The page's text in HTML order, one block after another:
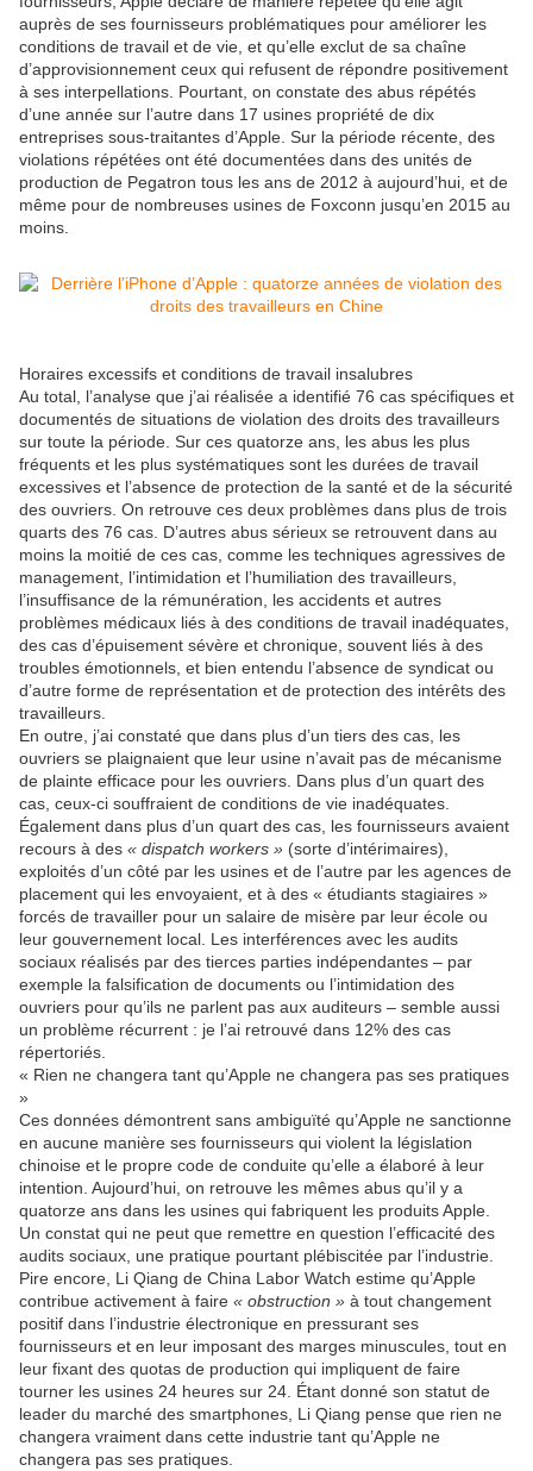
auprès de ses fournisseurs problématiques pour améliorer les
conditions de travail et de vie, et qu’elle exclut de sa chaîne
d’approvisionnement ceux qui refusent de répondre positivement
à ses interpellations. Pourtant, on constate des abus répétés
d’une année sur l’autre dans 17 usines propriété de dix
entreprises sous-traitantes d’Apple. Sur la période récente, des
violations répétées ont été documentées dans des unités de
production de Pegatron tous les ans de 2012 à aujourd’hui, et de
même pour de nombreuses usines de Foxconn jusqu’en 2015 au
moins.
Horaires excessifs et conditions de travail insalubres
Au total, l’analyse que j’ai réalisée a identifié 76 cas spécifiques et
documentés de situations de violation des droits des travailleurs
sur toute la période. Sur ces quatorze ans, les abus les plus
fréquents et les plus systématiques sont les durées de travail
excessives et l’absence de protection de la santé et de la sécurité
des ouvriers. On retrouve ces deux problèmes dans plus de trois
quarts des 76 cas. D’autres abus sérieux se retrouvent dans au
moins la moitié de ces cas, comme les techniques agressives de
management, l’intimidation et l’humiliation des travailleurs,
l’insuffisance de la rémunération, les accidents et autres
problèmes médicaux liés à des conditions de travail inadéquates,
des cas d’épuisement sévère et chronique, souvent liés à des
troubles émotionnels, et bien entendu l’absence de syndicat ou
d’autre forme de représentation et de protection des intérêts des
travailleurs.
En outre, j’ai constaté que dans plus d’un tiers des cas, les
ouvriers se plaignaient que leur usine n’avait pas de mécanisme
de plainte efficace pour les ouvriers. Dans plus d’un quart des
cas, ceux-ci souffraient de conditions de vie inadéquates.
Également dans plus d’un quart des cas, les fournisseurs avaient
recours à des « dispatch workers » (sorte d’intérimaires),
exploités d’un côté par les usines et de l’autre par les agences de
placement qui les envoyaient, et à des « étudiants stagiaires »
forcés de travailler pour un salaire de misère par leur école ou
leur gouvernement local. Les interférences avec les audits
sociaux réalisés par des tierces parties indépendantes – par
exemple la falsification de documents ou l’intimidation des
ouvriers pour qu’ils ne parlent pas aux auditeurs – semble aussi
un problème récurrent : je l’ai retrouvé dans 12% des cas
répertoriés.
« Rien ne changera tant qu’Apple ne changera pas ses pratiques
»
Ces données démontrent sans ambiguïté qu’Apple ne sanctionne
en aucune manière ses fournisseurs qui violent la législation
chinoise et le propre code de conduite qu’elle a élaboré à leur
intention. Aujourd’hui, on retrouve les mêmes abus qu’il y a
quatorze ans dans les usines qui fabriquent les produits Apple.
Un constat qui ne peut que remettre en question l’efficacité des
audits sociaux, une pratique pourtant plébiscitée par l’industrie.
Pire encore, Li Qiang de China Labor Watch estime qu’Apple
contribue activement à faire « obstruction » à tout changement
positif dans l’industrie électronique en pressurant ses
fournisseurs et en leur imposant des marges minuscules, tout en
leur fixant des quotas de production qui impliquent de faire
tourner les usines 24 heures sur 24. Étant donné son statut de
leader du marché des smartphones, Li Qiang pense que rien ne
changera vraiment dans cette industrie tant qu’Apple ne
changera pas ses pratiques.